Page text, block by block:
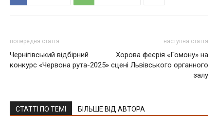
попередня стаття
Чернігівський відбірний
конкурс «Червона рута-2025»
наступна стаття
Хорова феєрія «Гомону» на
сцені Львівського органного
залу
СТАТТІ ПО ТЕМІ БІЛЬШЕ ВІД АВТОРА